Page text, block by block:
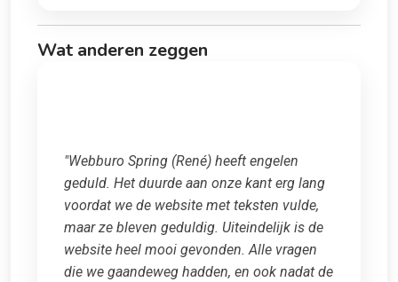
Wat anderen zeggen
"Webburo Spring (René) heeft engelen
geduld. Het duurde aan onze kant erg lang
voordat we de website met teksten vulde,
maar ze bleven geduldig. Uiteindelijk is de
website heel mooi gevonden. Alle vragen
die we gaandeweg hadden, en ook nadat de